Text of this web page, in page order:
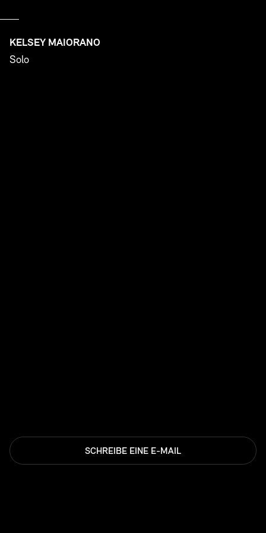
KELSEY MAIORANO
Solo
SCHREIBE EINE E-MAIL